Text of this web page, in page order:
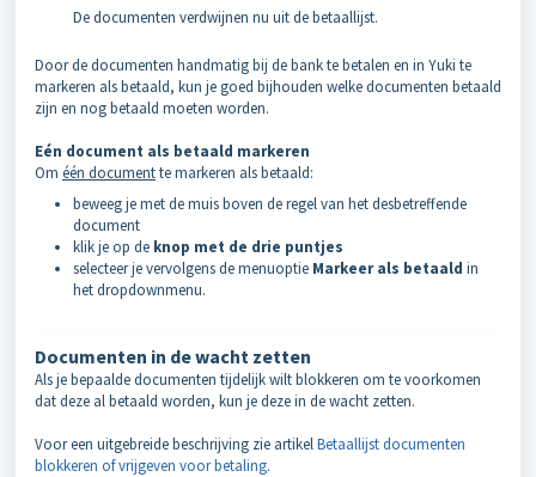
De documenten verdwijnen nu uit de betaallijst.
Door de documenten handmatig bij de bank te betalen en in Yuki te
markeren als betaald, kun je goed bijhouden welke documenten betaald
zijn en nog betaald moeten worden.
Eén document als betaald markeren
Om één documentte markeren als betaald:
beweeg je met de muis boven de regel van het desbetreffende
document
klik je op de knop met de drie puntjes
selecteer je vervolgens de menuoptie Markeer als betaald in
het dropdownmenu.
Documenten in de wacht zetten
Als je bepaalde documenten tijdelijk wilt blokkeren om te voorkomen
dat deze al betaald worden, kun je deze in de wacht zetten.
Voor een uitgebreide beschrijving zie artikelBetaallijst documenten
blokkeren of vrijgeven voor betaling.